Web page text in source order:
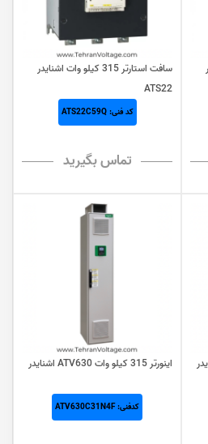
سافت استارتر 315 کیلو وات اشنایدر
ATS22
کد فنی: ATS22C59Q
تماس بگیرید
اینورتر 315 کيلو وات ATV630 اشنایدر
کدفنی: ATV630C31N4F